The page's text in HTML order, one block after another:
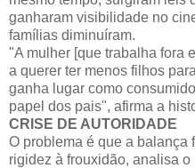
ganharam visibilidade no
famílias diminuíram.
"A mulher [que trabalha fora
a querer ter menos filhos
ganha lugar como
papel dos pais", afirma a
CRISE DE AUTORIDADE
O problema é que a balança
rigidez à frouxidão, analisa